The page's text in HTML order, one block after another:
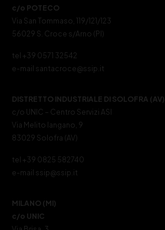
c/o POTECO
Via San Tommaso, 119/121/123
56029 S. Croce s/Arno (PI)
tel +39 0571 32542
e-mail santacroce@ssip.it
DISTRETTO INDUSTRIALE DI SOLOFRA (AV)
c/o UNIC – Centro Servizi ASI
Via Melito Iangano, 9
83029 Solofra (AV)
tel +39 0825 582740
e-mail ssip@ssip.it
MILANO (MI)
c/o UNIC